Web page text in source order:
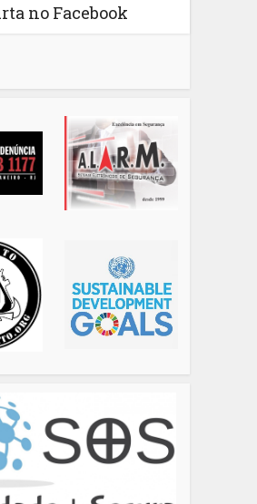
no Facebook